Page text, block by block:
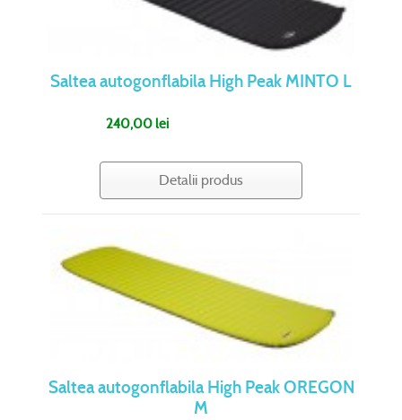
Saltea autogonflabila High Peak MINTO L
240,00 lei
Detalii produs
Saltea autogonflabila High Peak OREGON
M